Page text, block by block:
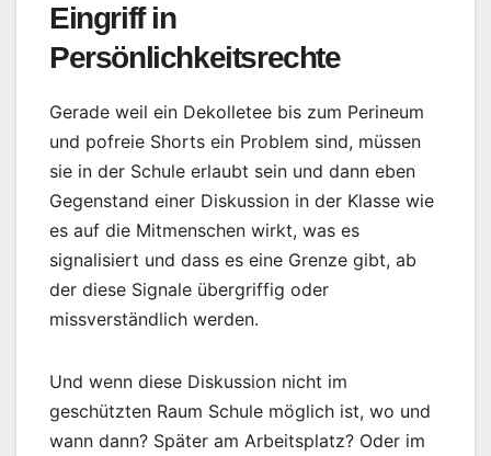
Eingriff in
Persönlichkeitsrechte
Gerade weil ein Dekolletee bis zum Perineum
und pofreie Shorts ein Problem sind, müssen
sie in der Schule erlaubt sein und dann eben
Gegenstand einer Diskussion in der Klasse wie
es auf die Mitmenschen wirkt, was es
signalisiert und dass es eine Grenze gibt, ab
der diese Signale übergriffig oder
missverständlich werden.
Und wenn diese Diskussion nicht im
geschützten Raum Schule möglich ist, wo und
wann dann? Später am Arbeitsplatz? Oder im